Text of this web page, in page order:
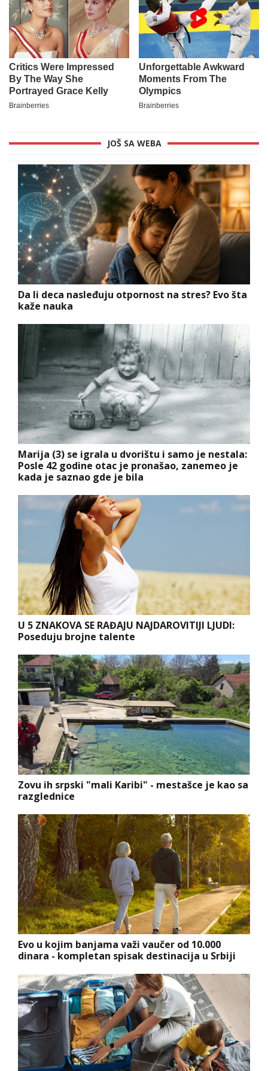
JOŠ SA WEBA
Da li deca nasleđuju otpornost na stres? Evo šta
kaže nauka
Marija (3) se igrala u dvorištu i samo je nestala:
Posle 42 godine otac je pronašao, zanemeo je
kada je saznao gde je bila
U 5 ZNAKOVA SE RAĐAJU NAJDAROVITIJI LJUDI:
Poseduju brojne talente
Zovu ih srpski "mali Karibi" - mestašce je kao sa
razglednice
Evo u kojim banjama važi vaučer od 10.000
dinara - kompletan spisak destinacija u Srbiji